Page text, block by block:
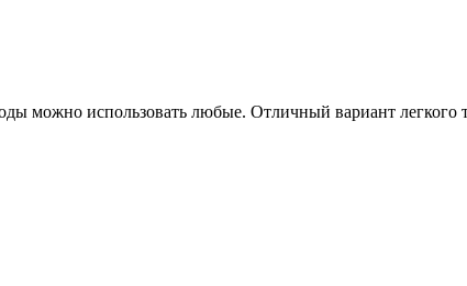
можно использовать любые. Отличный вариант легкого